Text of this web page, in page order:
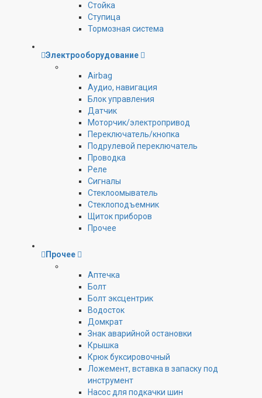
Стойка
Ступица
Тормозная система
Электрооборудование
Airbag
Аудио, навигация
Блок управления
Датчик
Моторчик/электропривод
Переключатель/кнопка
Подрулевой переключатель
Проводка
Реле
Сигналы
Стеклоомыватель
Стеклоподъемник
Щиток приборов
Прочее
Прочее
Аптечка
Болт
Болт эксцентрик
Водосток
Домкрат
Знак аварийной остановки
Крышка
Крюк буксировочный
Ложемент, вставка в запаску под
инструмент
Насос для подкачки шин